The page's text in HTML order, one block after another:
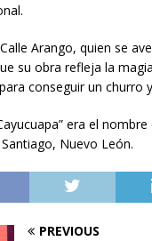
Arango, quien se
su obra refleja la
conseguir un churro
era el
Nuevo León.
PREVIOUS